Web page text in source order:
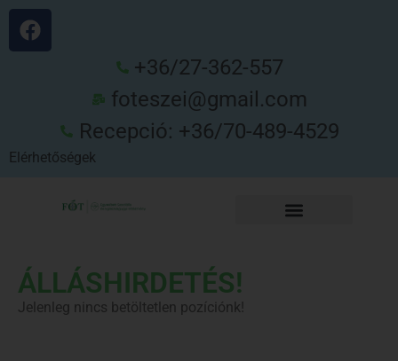
+36/27-362-557
foteszei@gmail.com
Recepció: +36/70-489-4529
Elérhetőségek
ÁLLÁSHIRDETÉS!
Jelenleg nincs betöltetlen pozíciónk!